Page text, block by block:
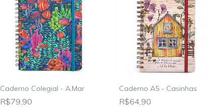
Caderno Colegial - A.Mar
R$79,90
Caderno A5 - Casinhas
R$64,90